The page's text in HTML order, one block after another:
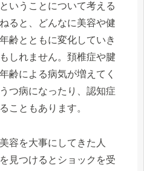
いうことについて考える
ると、どんなに美容や健
齢とともに変化していき
しれません。頚椎症や腱
齢による病気が増えてく
つ病になったり、認知症
こともあります。
容を大事にしてきた人
見つけるとショックを受